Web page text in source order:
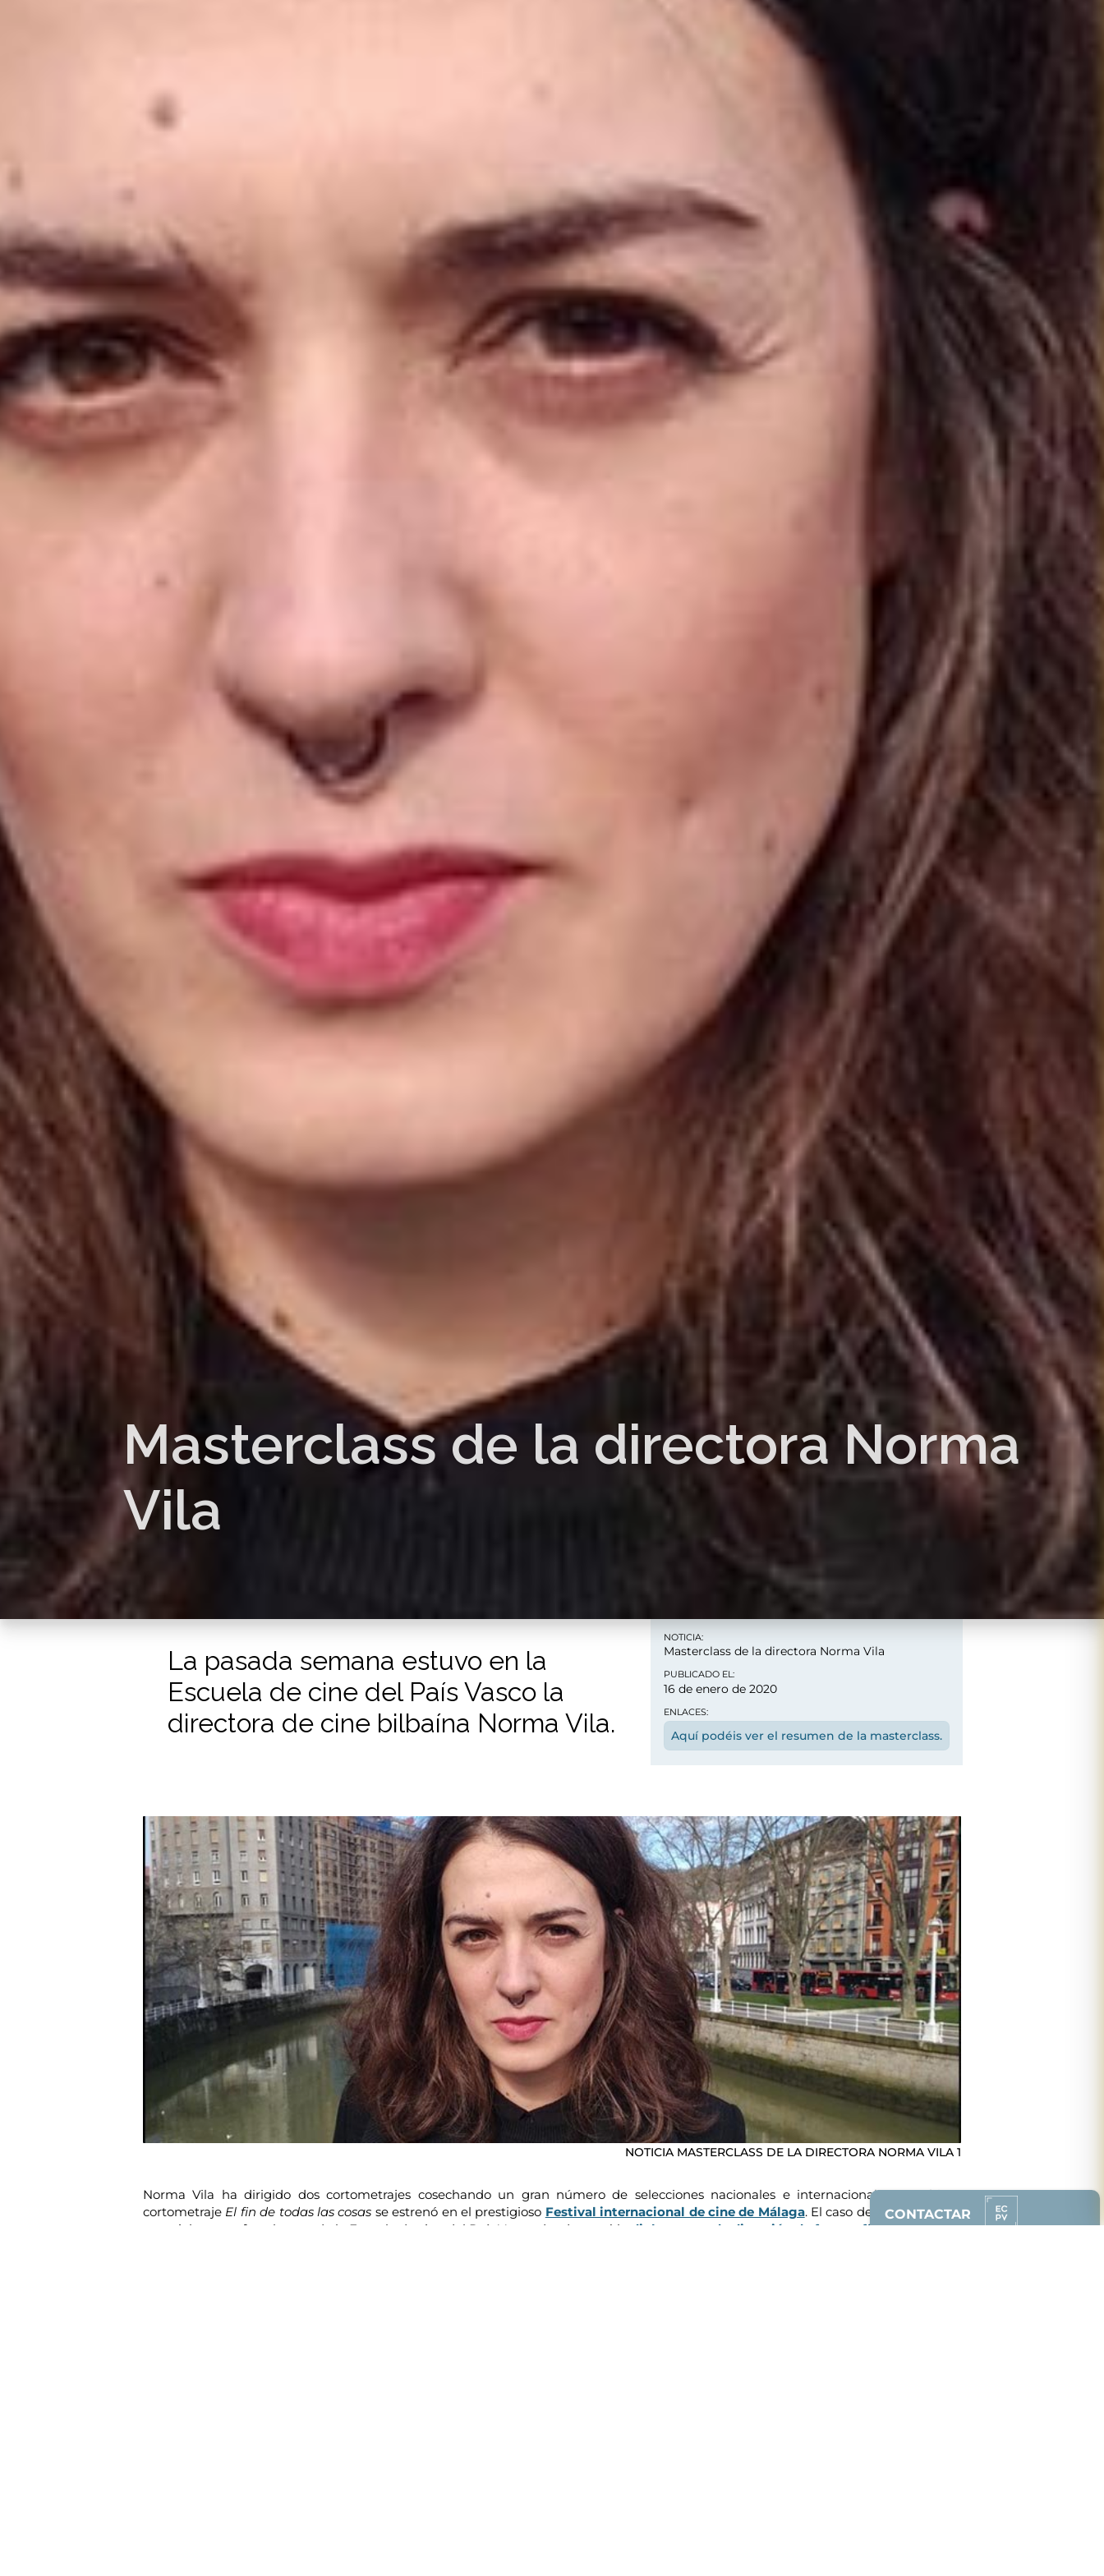
Masterclass de la directora Norma
Vila
NOTICIA:
Masterclass de la directora Norma Vila
PUBLICADO EL:
16 de enero de 2020
ENLACES:
Aquí podéis ver el resumen de la masterclass.
La pasada semana estuvo en la
Escuela de cine del País Vasco la
directora de cine bilbaína Norma Vila.
NOTICIA MASTERCLASS DE LA DIRECTORA NORMA VILA 1
Norma Vila ha dirigido dos cortometrajes cosechando un gran número de selecciones nacionales e internacionales, su último
cortometraje El fin de todas las cosas se estrenó en el prestigioso Festival internacional de cine de Málaga. El caso de Norma Vila es
especial, ya que fue alumna de la Escuela de cine del País Vasco, donde cursó la
diplomatura de dirección de fotografía, sin embargo
CONTACTAR